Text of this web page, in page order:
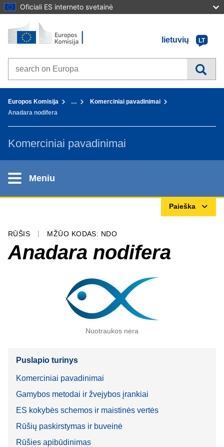
Oficiali ES interneto svetainė
Į turinį
Pradžia - Europos Komisija
lietuvių
LT
Search on Europa websites
Europos Komisija …
Komerciniai pavadinimai
Anadara nodifera
Komerciniai pavadinimai
Meniu
Paieška
RŪŠIS MŽŪO KODAS: NDO
Anadara nodifera
Nuotraukos nėra
Puslapio turinys
Komerciniai pavadinimai
Gamybos metodai ir žvejybos įrankiai
ES kokybės schemos ir maistinės vertės
Rūšių paskirstymas ir buveinė
Rūšies apibūdinimas